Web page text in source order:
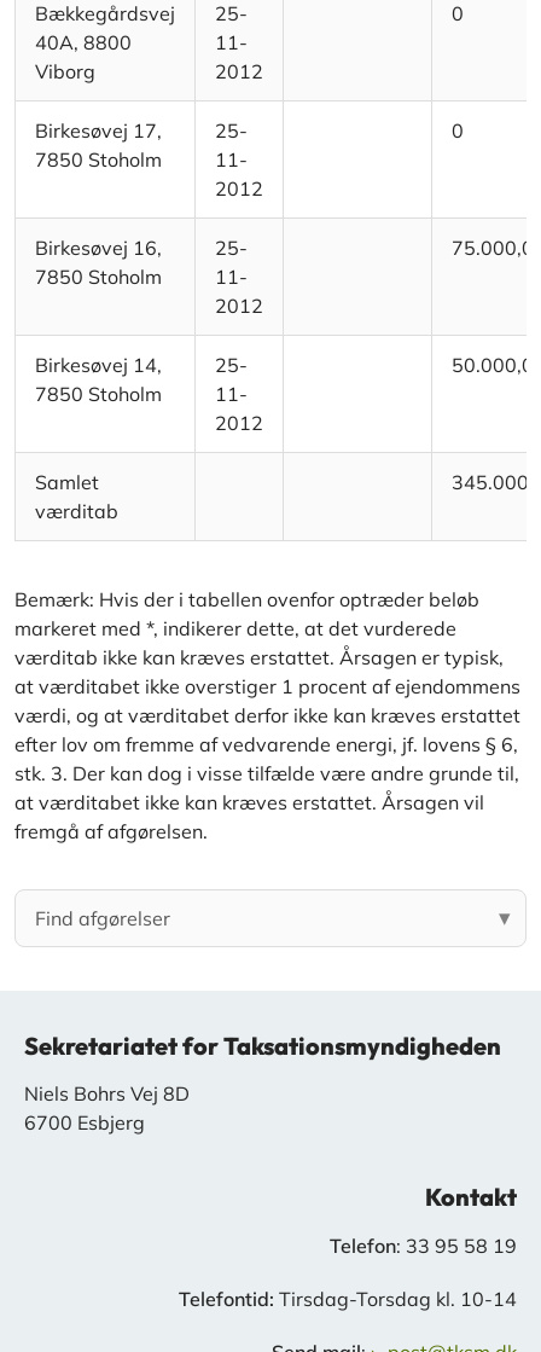
Bækkegårdsvej
40A, 8800
Viborg
25-
11-
2012
0
Birkesøvej 17,
7850 Stoholm
25-
11-
2012
0
Birkesøvej 16,
7850 Stoholm
25-
11-
2012
Birkesøvej 14,
7850 Stoholm
25-
11-
2012
Samlet
værditab
Bemærk: Hvis der i tabellen ovenfor optræder beløb
markeret med *, indikerer dette, at det vurderede
værditab ikke kan kræves erstattet. Årsagen er typisk,
at værditabet ikke overstiger 1 procent af ejendommens
værdi, og at værditabet derfor ikke kan kræves erstattet
efter lov om fremme af vedvarende energi, jf. lovens § 6,
stk. 3. Der kan dog i visse tilfælde være andre grunde til,
at værditabet ikke kan kræves erstattet. Årsagen vil
fremgå af afgørelsen.
Sekretariatet for Taksationsmyndigheden
Niels Bohrs Vej 8D
6700 Esbjerg
Kontakt
Telefon: 33 95 58 19
Telefontid: Tirsdag-Torsdag kl. 10-14